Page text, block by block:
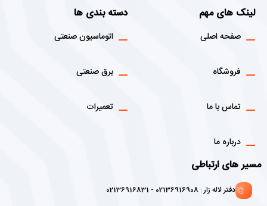
لینک های مهم
صفحه اصلی
فروشگاه
تماس با ما
درباره ما
دسته بندی ها
اتوماسیون صنعتی
برق صنعتی
تعمیرات
مسیر های ارتباطی
دفتر لاله زار : 02136916908 - 02136916831